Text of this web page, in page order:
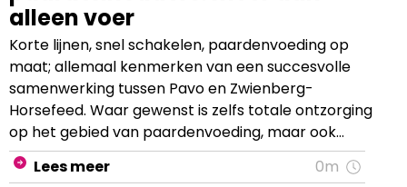
alleen voer
Korte lijnen, snel schakelen, paardenvoeding op
maat; allemaal kenmerken van een succesvolle
samenwerking tussen Pavo en Zwienberg-
Horsefeed. Waar gewenst is zelfs totale ontzorging
op het gebied van paardenvoeding, maar ook
advies op het vlak van wet- en regelgeving
mogelijk. Paardenhouders met 12 paarden of meer
Lees meer 0m